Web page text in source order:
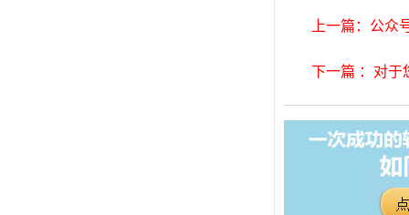
上一篇：公众
下一篇 ：对于